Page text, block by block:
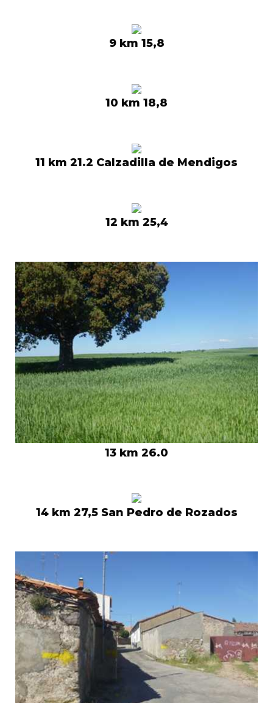
9 km 15,8
10 km 18,8
11 km 21.2 Calzadilla de Mendigos
12 km 25,4
13 km 26.0
14 km 27,5 San Pedro de Rozados